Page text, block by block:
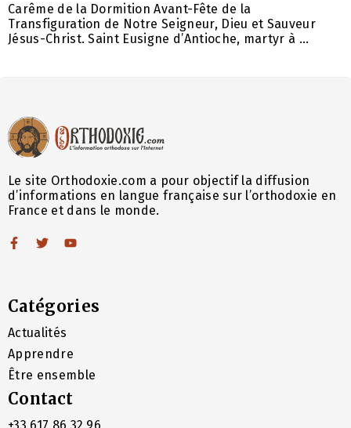
Carême de la Dormition Avant-Fête de la
Transfiguration de Notre Seigneur, Dieu et Sauveur
Jésus-Christ. Saint Eusigne d’Antioche, martyr à ...
Le site Orthodoxie.com a pour objectif la diffusion
d’informations en langue française sur l’orthodoxie en
France et dans le monde.
Catégories
Actualités
Apprendre
Être ensemble
Contact